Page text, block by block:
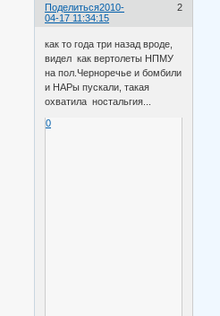
Поделиться 2
2010-
04-17 11:34:15
как то года три назад вроде,
видел как вертолеты НПМУ
на пол.Черноречье и бомбили
и НАРы пускали, такая
охватила ностальгия...
0